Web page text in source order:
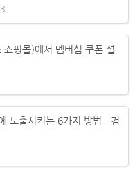
핑몰)에서 멤버십 쿠폰 설
노출시키는 6가지 방법 - 검